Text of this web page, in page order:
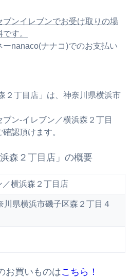
ンイレブンでお受け取りの場
す。
nanaco(ナナコ)でのお支払い
２丁目店」は、神奈川県横浜市
ン‐イレブン／横浜森２丁目
認頂けます。
森２丁目店」の概要
／横浜森２丁目店
川県横浜市磯子区森２丁目４
お買いものはこちら！